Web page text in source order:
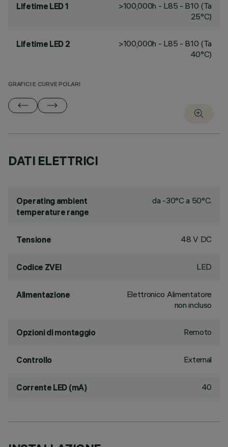
Lifetime LED 1
>100,000h - L85 - B10 (Ta
25°C)
Lifetime LED 2
>100,000h - L85 - B10 (Ta
40°C)
GRAFICI E CURVE POLARI
DATI ELETTRICI
Operating ambient
temperature range
da -30°C a 50°C.
Tensione 48 V DC
Codice ZVEI LED
Alimentazione
Elettronico Alimentatore
non incluso
Opzioni di montaggio Remoto
Controllo External
Corrente LED (mA) 40